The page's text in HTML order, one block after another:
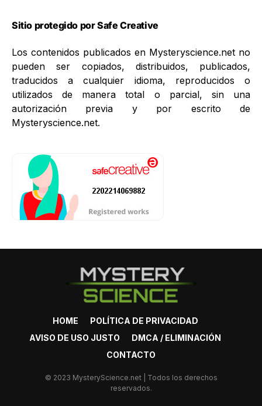
Sitio protegido por Safe Creative
Los contenidos publicados en Mysteryscience.net no
pueden ser copiados, distribuidos, publicados,
traducidos a cualquier idioma, reproducidos o
utilizados de manera total o parcial, sin una
autorización previa y por escrito de
Mysteryscience.net.
HOME
POLÍTICA DE PRIVACIDAD
AVISO DE USO JUSTO
DMCA / ELIMINACIÓN
CONTACTO
© 2023 MysteryScience.net | Todos los derechos
reservados.